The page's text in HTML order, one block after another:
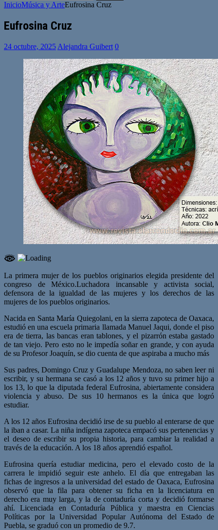
InicioMúsica y ArteEufrosina Cruz
Eufrosina Cruz
24 octubre, 2025 Alejandra Guibert 0
La primera mujer de los pueblos originarios elegida presidente del
congreso de México.Luchadora incansable y activista social,
defensora de la igualdad de las mujeres y los derechos de las
mujeres de los pueblos originarios.
Nacida en Santa María Quiegolani, en la sierra zapoteca de Oaxaca,
estudió en una escuela primaria llamada Manuel Jaqui, donde el piso
era de tierra, las bancas eran tablones, y el pizarrón estaba gastado
de tan viejo. Pero esto no le impedía soñar en grande, y con ayuda
de su Profesor Joaquín, se dio cuenta de que aspiraba a mucho más
Sus padres, Domingo Cruz y Guadalupe Mendoza, no saben leer ni
escribir, y su hermana se casó a los 12 años y tuvo su primer hijo a
los 13, lo que la diputada federal Eufrosina, abiertamente considera
violencia y abuso. De sus 10 hermanos es la única que logró
estudiar.
A los 12 años Eufrosina decidió irse de su pueblo al enterarse de que
la iban a casar. La niña indígena zapoteca empacó sus pertenencias y
el deseo de escribir su propia historia, para cambiar la realidad a
través de la educación. A los 18 años aprendió español.
Eufrosina quería estudiar medicina, pero el elevado costo de la
carrera le impidió seguir este anhelo. El día que entregaban las
fichas de ingresos a la universidad del estado de Oaxaca, Eufrosina
observó que la fila para obtener su ficha en la licenciatura en
derecho era muy larga, y la de contaduría corta y decidió formarse
ahí. Licenciada en Contaduría Pública y maestra en Ciencias
Políticas por la Universidad Popular Autónoma del Estado de
Puebla, se graduó con un promedio de 9.7.